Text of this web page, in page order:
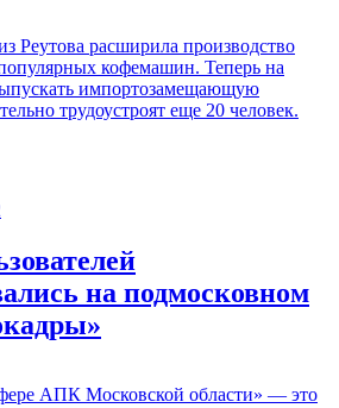
Реутова расширила производство
кофемашин. Теперь на
импортозамещающую
трудоустроят еще 20 человек.
на подмосковном
АПК Московской области» — это